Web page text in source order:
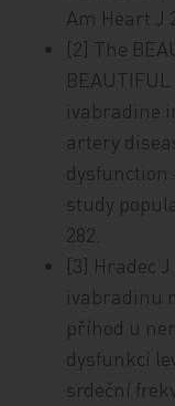
Am Heart J
[2] The
ivabradine
artery
dysfunction
study
282.
[3] Hradec
ivabradinu
příhod u
dysfunkcí
srdeční